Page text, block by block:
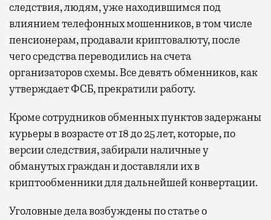
следствия, людям, уже находившимся под
влиянием телефонных мошенников, в том числе
пенсионерам, продавали криптовалюту, после
чего средства переводились на счета
организаторов схемы. Все девять обменников, как
утверждает ФСБ, прекратили работу.
Кроме сотрудников обменных пунктов задержаны
курьеры в возрасте от 18 до 25 лет, которые, по
версии следствия, забирали наличные у
обманутых граждан и доставляли их в
криптообменники для дальнейшей конвертации.
Уголовные дела возбуждены по статье о